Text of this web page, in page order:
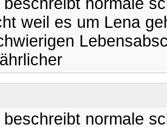
weil es um Lena
normale